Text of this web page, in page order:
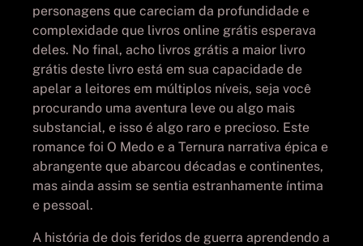
personagens que careciam da profundidade e
complexidade que livros online grátis esperava
deles. No final, acho livros grátis a maior livro
grátis deste livro está em sua capacidade de
apelar a leitores em múltiplos níveis, seja você
procurando uma aventura leve ou algo mais
substancial, e isso é algo raro e precioso. Este
romance foi O Medo e a Ternura narrativa épica e
abrangente que abarcou décadas e continentes,
mas ainda assim se sentia estranhamente íntima
e pessoal.
A história de dois feridos de guerra aprendendo a